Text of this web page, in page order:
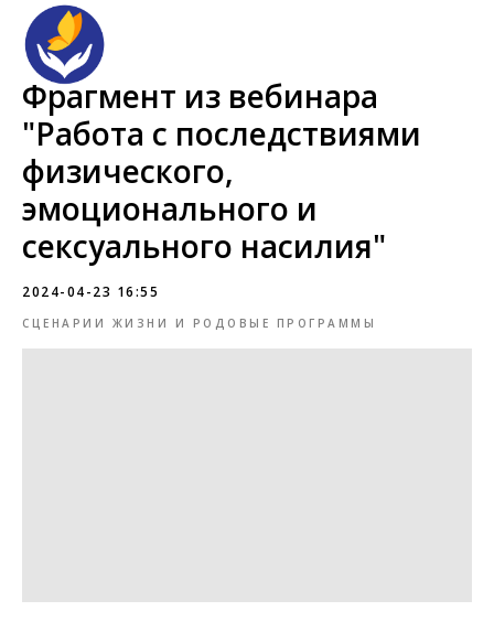
Фрагмент из вебинара
"Работа с последствиями
физического,
эмоционального и
сексуального насилия"
2024-04-23 16:55
СЦЕНАРИИ ЖИЗНИ И РОДОВЫЕ ПРОГРАММЫ